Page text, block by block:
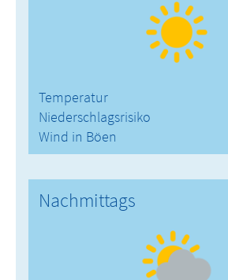
Temperatur
Niederschlagsrisiko
Wind in Böen
Nachmittags